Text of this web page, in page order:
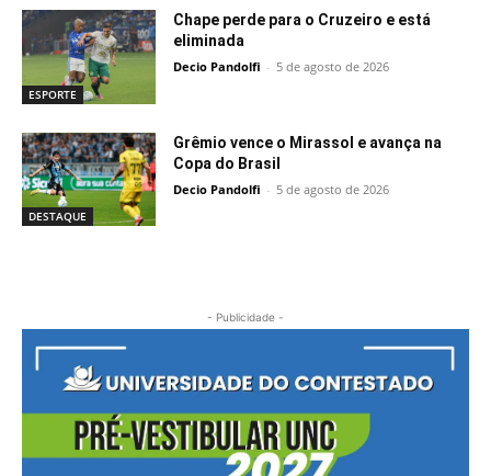
ESPORTE
Chape perde para o Cruzeiro e está
eliminada
Decio Pandolfi - 5 de agosto de 2026
DESTAQUE
Grêmio vence o Mirassol e avança na
Copa do Brasil
Decio Pandolfi - 5 de agosto de 2026
- Publicidade -